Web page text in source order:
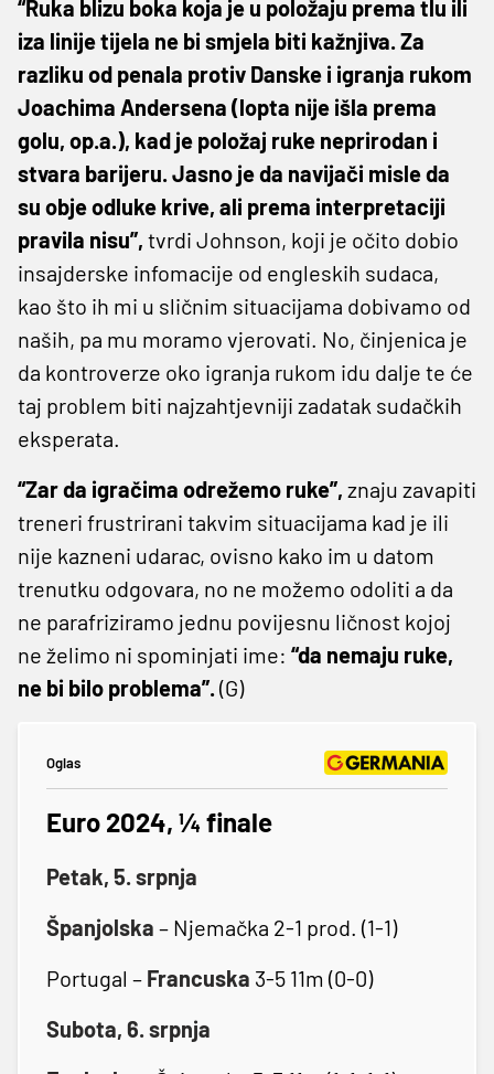
“Ruka blizu boka koja je u položaju prema tlu ili
iza linije tijela ne bi smjela biti kažnjiva. Za
razliku od penala protiv Danske i igranja rukom
Joachima Andersena (lopta nije išla prema
golu, op.a.), kad je položaj ruke neprirodan i
stvara barijeru. Jasno je da navijači misle da
su obje odluke krive, ali prema interpretaciji
pravila nisu”, tvrdi Johnson, koji je očito dobio
insajderske infomacije od engleskih sudaca,
kao što ih mi u sličnim situacijama dobivamo od
naših, pa mu moramo vjerovati. No, činjenica je
da kontroverze oko igranja rukom idu dalje te će
taj problem biti najzahtjevniji zadatak sudačkih
eksperata.
“Zar da igračima odrežemo ruke”, znaju zavapiti
treneri frustrirani takvim situacijama kad je ili
nije kazneni udarac, ovisno kako im u datom
trenutku odgovara, no ne možemo odoliti a da
ne parafriziramo jednu povijesnu ličnost kojoj
ne želimo ni spominjati ime: “da nemaju ruke,
ne bi bilo problema”.(G)
Oglas
Euro 2024, ¼ finale
Petak, 5. srpnja
Španjolska – Njemačka 2-1 prod. (1-1)
Portugal – Francuska 3-5 11m (0-0)
Subota, 6. srpnja